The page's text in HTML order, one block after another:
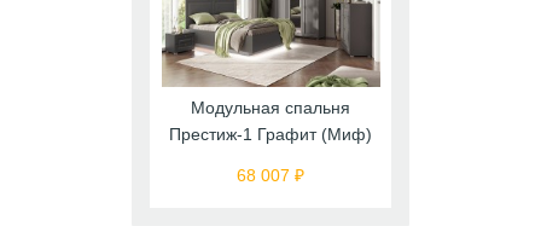
Модульная спальня
Престиж-1 Графит (Миф)
68 007 ₽